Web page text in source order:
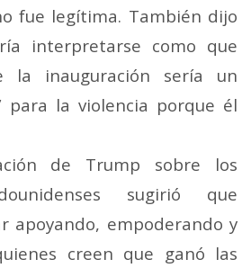
fue legítima. También dijo
interpretarse como que
la inauguración sería un
para la violencia porque él
de Trump sobre los
sugirió que
apoyando, empoderando y
creen que ganó las